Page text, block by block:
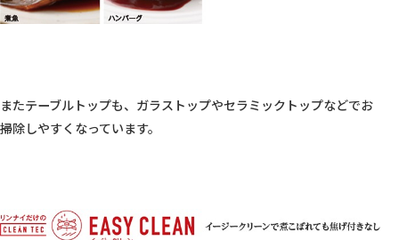
またテーブルトップも、ガラストップやセラミックトップなどでお
掃除しやすくなっています。